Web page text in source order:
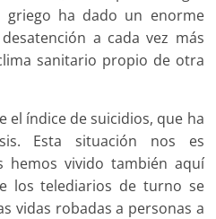
griego ha dado un enorme
a cada vez más
sanitario propio de otra
el índice de suicidios, que ha
Esta situación nos es
hemos vivido también aquí
los telediarios de turno se
vidas robadas a personas a